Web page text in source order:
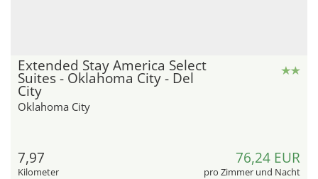
Extended Stay America Select
Suites - Oklahoma City - Del
City
Oklahoma City
7,97
Kilometer
76,24 EUR
pro Zimmer und Nacht